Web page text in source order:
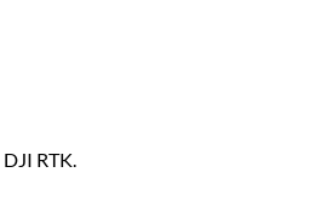
RTK.